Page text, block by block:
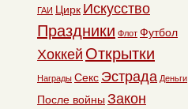
ГАИ Цирк Искусство
Праздники Флот Футбол
Хоккей Открытки
Награды Секс Эстрада Деньги
После войны Закон